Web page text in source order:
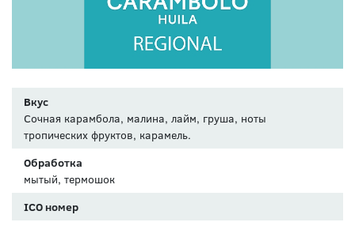
Вкус
Сочная карамбола, малина, лайм, груша, ноты
тропических фруктов, карамель.
Обработка
мытый, термошок
ICO номер